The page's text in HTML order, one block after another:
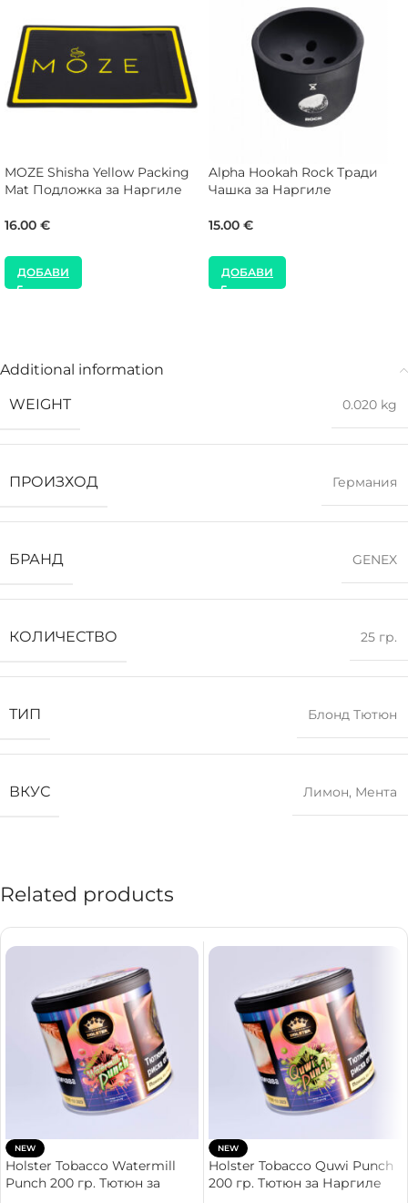
MOZE Shisha Yellow Packing
Mat Подложка за Наргиле
16.00 €
ДОБАВИ
Alpha Hookah Rock Тради
Чашка за Наргиле
15.00 €
ДОБАВИ
Additional information
WEIGHT
0.020 kg
ПРОИЗХОД Германия
БРАНД GENEX
КОЛИЧЕСТВО 25 гр.
ТИП Блонд Тютюн
ВКУС Лимон, Мента
Related products
NEW
Holster Tobacco Watermill
Punch 200 гр. Тютюн за
NEW
Holster Tobacco Quwi Punch
200 гр. Тютюн за Наргиле